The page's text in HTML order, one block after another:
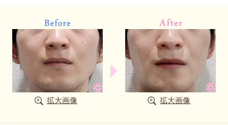
拡大画像 拡大画像